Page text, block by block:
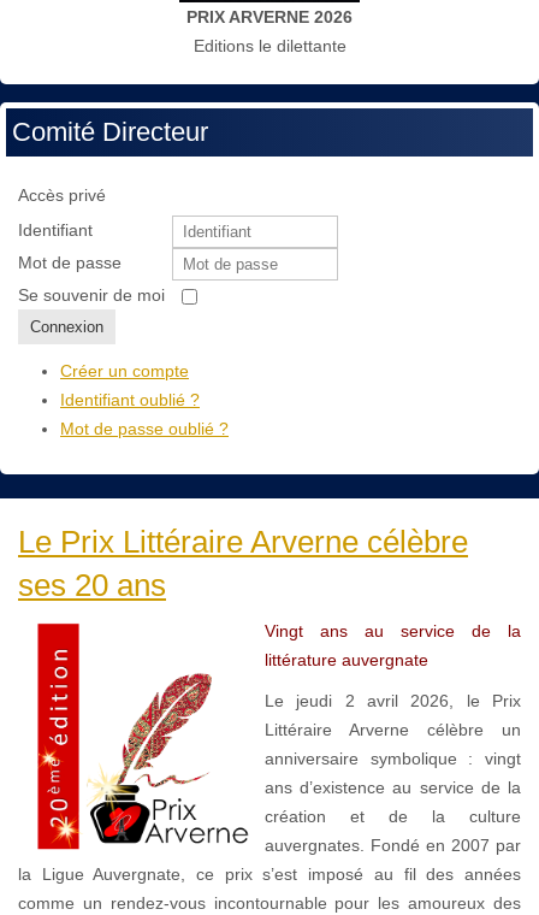
PRIX ARVERNE 2026
Editions le dilettante
Comité Directeur
Accès privé
Identifiant
Mot de passe
Se souvenir de moi
Connexion
Créer un compte
Identifiant oublié ?
Mot de passe oublié ?
Le Prix Littéraire Arverne célèbre
ses 20 ans
Vingt ans au service de la
littérature auvergnate
Le jeudi 2 avril 2026, le Prix
Littéraire Arverne célèbre un
anniversaire symbolique : vingt
ans d’existence au service de la
création et de la culture
auvergnates. Fondé en 2007 par
la Ligue Auvergnate, ce prix s’est imposé au fil des années
comme un rendez-vous incontournable pour les amoureux des